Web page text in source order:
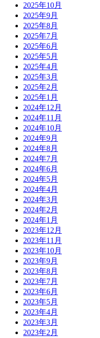
2025年10月
2025年9月
2025年8月
2025年7月
2025年6月
2025年5月
2025年4月
2025年3月
2025年2月
2025年1月
2024年12月
2024年11月
2024年10月
2024年9月
2024年8月
2024年7月
2024年6月
2024年5月
2024年4月
2024年3月
2024年2月
2024年1月
2023年12月
2023年11月
2023年10月
2023年9月
2023年8月
2023年7月
2023年6月
2023年5月
2023年4月
2023年3月
2023年2月